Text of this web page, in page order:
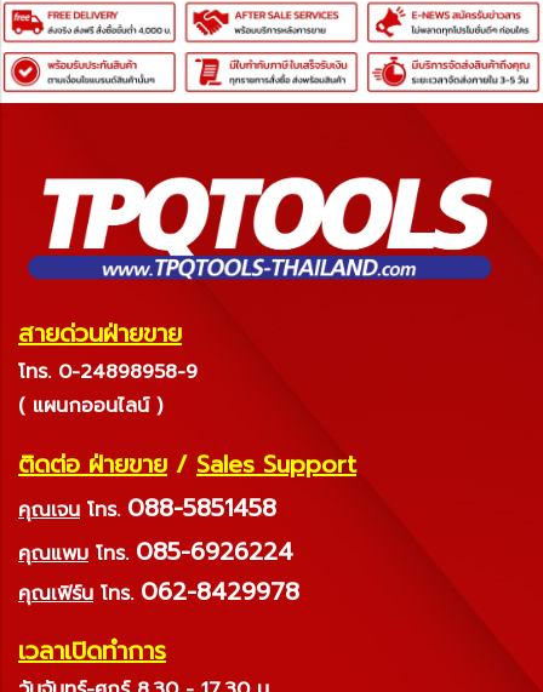
สายด่วนฝ่ายขาย
โทร. 0-24898958-9
( แผนกออนไลน์ )
ติดต่อ ฝ่ายขาย / Sales Support
คุณเจน โทร. 088-5851458
คุณแพม โทร. 085-6926224
คุณเฟิร์น โทร. 062-8429978
เวลาเปิดทำการ